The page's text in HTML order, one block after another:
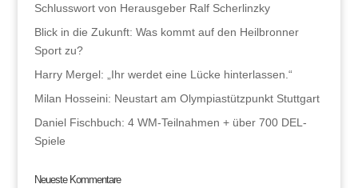
Schlusswort von Herausgeber Ralf Scherlinzky
Blick in die Zukunft: Was kommt auf den Heilbronner
Sport zu?
Harry Mergel: „Ihr werdet eine Lücke hinterlassen.“
Milan Hosseini: Neustart am Olympiastützpunkt Stuttgart
Daniel Fischbuch: 4 WM-Teilnahmen + über 700 DEL-
Spiele
Neueste Kommentare